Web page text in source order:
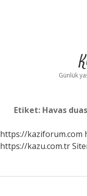
Günlük
Etiket: Havas
https://kaziforum.com
https://kazu.com.tr